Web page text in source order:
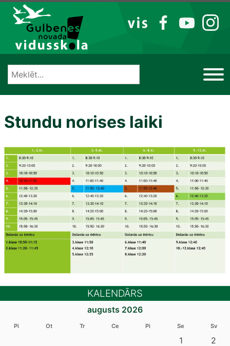
Izlaist
VIS
FB YT IG
Stundu norises laiki
KALENDĀRS
augusts 2026
Pi Ot Tr Ce Pi Se Sv
1
2